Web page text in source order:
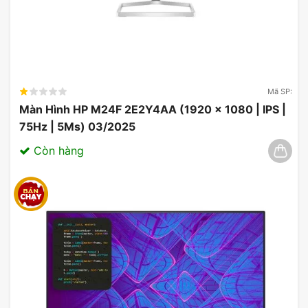
Ưu Đãi Màn Hình Asus
Mã SP:
Màn Hình HP M24F 2E2Y4AA (1920 x 1080 | IPS |
75Hz | 5Ms) 03/2025
Còn hàng